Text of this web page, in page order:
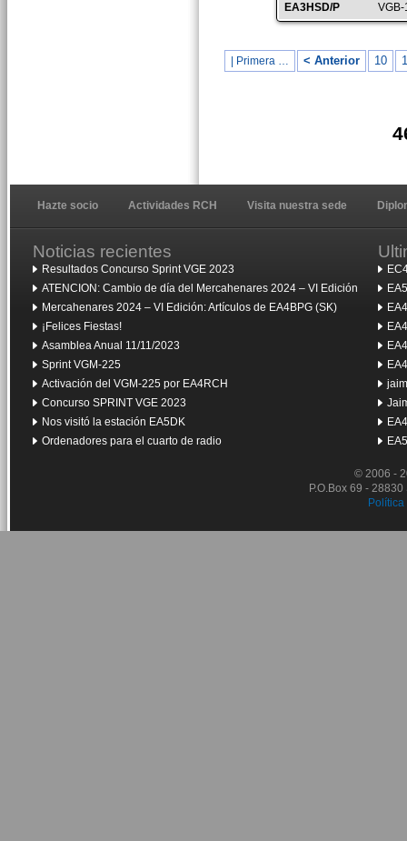
EA3HSD/P
| Primera … < Anterior 10
Hazte socio Actividades RCH Visita nuestra sede
Noticias recientes
Resultados Concurso Sprint VGE 2023
ATENCION: Cambio de día del Mercahenares 2024 – VI Edición
Mercahenares 2024 – VI Edición: Artículos de EA4BPG (SK)
¡Felices Fiestas!
Asamblea Anual 11/11/2023
Sprint VGM-225
Activación del VGM-225 por EA4RCH
Concurso SPRINT VGE 2023
Nos visitó la estación EA5DK
Ordenadores para el cuarto de radio
© 2006 -
P.O.Box 69 -